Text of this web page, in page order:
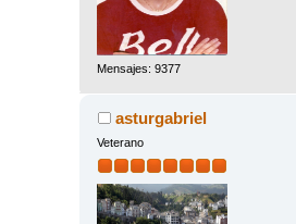
Mensajes: 9377
asturgabriel
Veterano